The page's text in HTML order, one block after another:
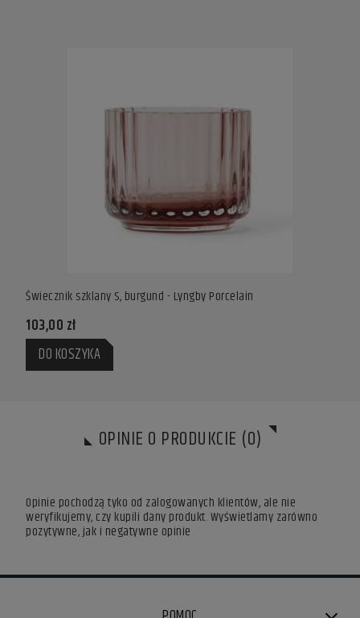
Świecznik szklany S, burgund - Lyngby Porcelain
103,00 zł
DO KOSZYKA
OPINIE O PRODUKCIE (0)
Opinie pochodzą tyko od zalogowanych klientów, ale nie
weryfikujemy, czy kupili dany produkt. Wyświetlamy zarówno
pozytywne, jak i negatywne opinie